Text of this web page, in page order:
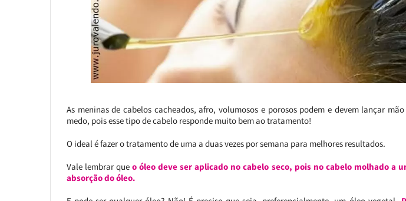
As meninas de cabelos cacheados, afro, volumosos e porosos podem e devem lançar
medo, pois esse tipo de cabelo responde muito bem ao tratamento!
O ideal é fazer o tratamento de uma a duas vezes por semana para melhores resultados.
Vale lembrar queo óleo deve ser aplicado no cabelo seco, pois no cabelo molhado a
absorção do óleo.